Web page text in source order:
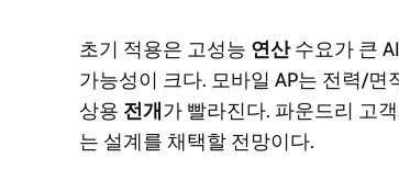
초기 적용은 고성능 연산수요가 큰
가능성이 크다. 모바일 AP는 전력/면
상용 전개가 빨라진다. 파운드리 고
는 설계를 채택할 전망이다.